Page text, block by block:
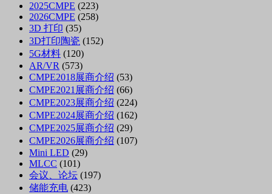
2025CMPE (223)
2026CMPE (258)
3D 打印 (35)
3D打印陶瓷 (152)
5G材料 (120)
AR/VR (573)
CMPE2018展商介绍 (53)
CMPE2021展商介绍 (66)
CMPE2023展商介绍 (224)
CMPE2024展商介绍 (162)
CMPE2025展商介绍 (29)
CMPE2026展商介绍 (107)
Mini LED (29)
MLCC (101)
会议、论坛 (197)
储能充电 (423)